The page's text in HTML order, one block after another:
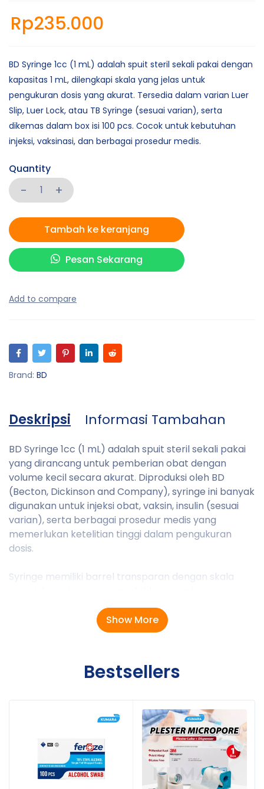
Rp235.000
BD Syringe 1cc (1 mL) adalah spuit steril sekali pakai dengan
kapasitas 1 mL, dilengkapi skala yang jelas untuk
pengukuran dosis yang akurat. Tersedia dalam varian Luer
Slip, Luer Lock, atau TB Syringe (sesuai varian), serta
dikemas dalam box isi 100 pcs. Cocok untuk kebutuhan
injeksi, vaksinasi, dan berbagai prosedur medis.
Quantity
Tambah ke keranjang
Pesan Sekarang
Brand: BD
Deskripsi Informasi Tambahan
BD Syringe 1cc (1 mL) adalah spuit steril sekali pakai
yang dirancang untuk pemberian obat dengan
volume kecil secara akurat. Diproduksi oleh BD
(Becton, Dickinson and Company), syringe ini banyak
digunakan untuk injeksi obat, vaksin, insulin (sesuai
varian), serta berbagai prosedur medis yang
memerlukan ketelitian tinggi dalam pengukuran
dosis.
Syringe memiliki barrel transparan dengan skala
volume cairan. Dilengkapi plunger yang bergerak
halus dengan seal berkualitas untuk membantu
memberikan kontrol injeksi yang optimal serta
Syringe) sesuai kebutuhan.
Kegunaan Produk
Pemberian obat dosis kecil secara akurat.
Injeksi vaksin sesuai prosedur medis.
Pengambilan atau pemindahan cairan steril.
Show More
Bestsellers